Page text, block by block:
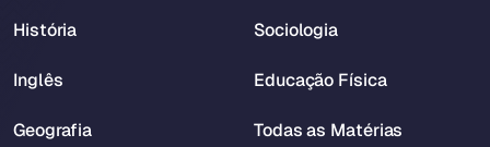
História
Inglês
Geografia
Sociologia
Educação Física
Todas as Matérias